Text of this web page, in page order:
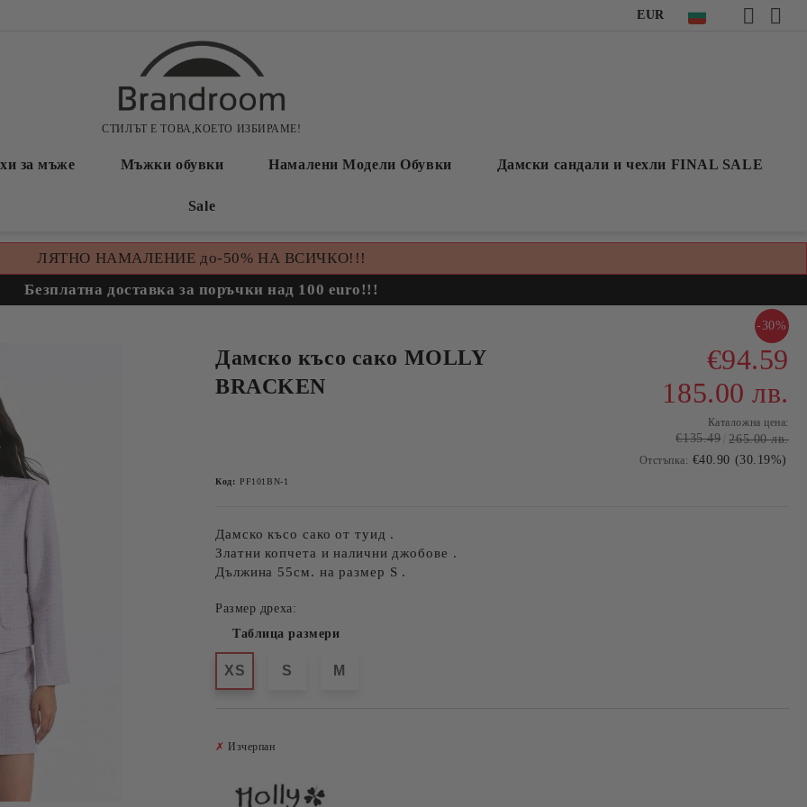
EUR
СТИЛЪТ Е ТОВА,КОЕТО ИЗБИРАМЕ!
за мъже Мъжки обувки Намалени Модели Обувки Дамски сандали и чехли FINAL SALE
Sale
ЛЯТНО НАМАЛЕНИЕ до-50% НА ВСИЧКО!!!
Безплатна доставка за поръчки над 100 euro!!!
Дамско късо сако MOLLY
BRACKEN
-30%
€94.59
185.00 лв.
Каталожна цена:
€135.49 265.00 лв.
Отстъпка: €40.90 (30.19%)
Код: PF101BN-1
Дамско късо сако от туид .
Златни копчета и налични джобове .
Дължина 55см. на размер S .
Размер дреха:
Таблица размери
XS S M
✗ Изчерпан